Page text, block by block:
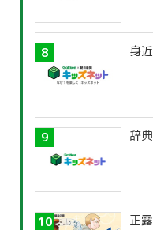
身
辞
正